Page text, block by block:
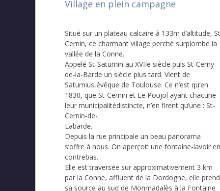
Village en plein campagne
Situé sur un plateau calcaire à 133m d’altitude, St
Cernin, ce charmant village perché surplombe la
vallée de la Conne.
Appelé St-Saturnin au XVIIe siècle puis St-Cerny-
de-la-Barde un siècle plus tard. Vient de
Saturnius,évêque de Toulouse. Ce n’est qu’en
1830, que St-Cernin et Le Poujol ayant chacune
leur municipalitédistincte, n’en firent qu’une : St-
Cernin-de-
Labarde.
Depuis la rue principale un beau panorama
s’offre à nous. On aperçoit une fontaine-lavoir en
contrebas.
Elle est traversée sur approximativement 3 km
par la Conne, affluent de la Dordogne, elle prend
sa source au sud de Monmadalès à la Fontaine